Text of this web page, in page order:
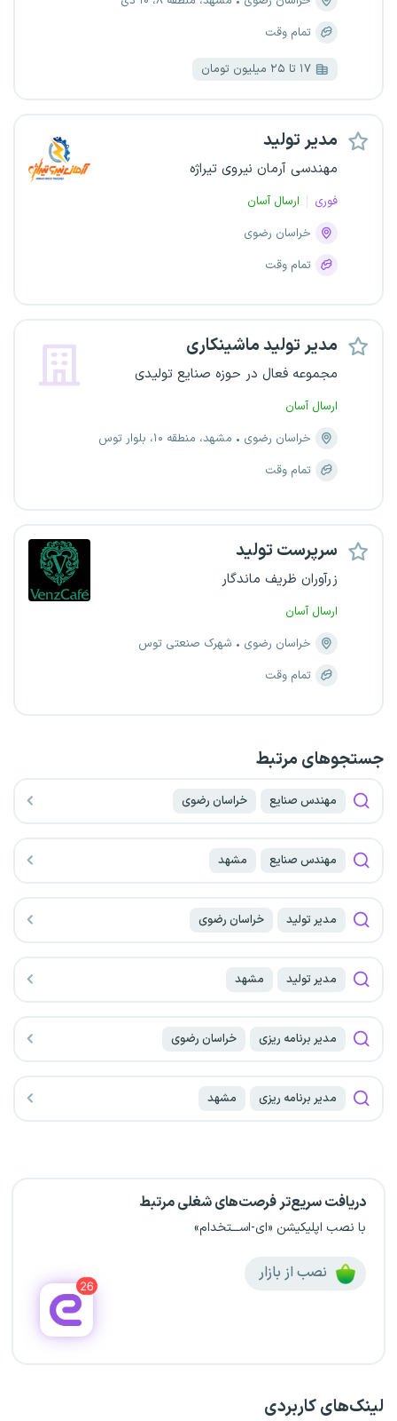
تمام وقت
۱۷ تا ۲۵ میلیون تومان
مدیر تولید
مهندسی آرمان نیروی تیراژه
فوری
ارسال آسان
خراسان رضوی
تمام وقت
مدیر تولید ماشینکاری
مجموعه فعال در حوزه صنایع تولیدی
ارسال آسان
خراسان رضوی
مشهد، منطقه ۱۰، بلوار توس
تمام وقت
سرپرست تولید
زرآوران ظریف ماندگار
ارسال آسان
خراسان رضوی
شهرک صنعتی توس
تمام وقت
جستجو‌های مرتبط
مهندس صنایع خراسان رضوی
مهندس صنایع مشهد
مدیر تولید خراسان رضوی
مدیر تولید مشهد
مدیر برنامه ریزی خراسان رضوی
مدیر برنامه ریزی مشهد
دریافت سریع‌تر فرصت‌های شغلی مرتبط
با نصب اپلیکیشن «ای-اســـتخدام»
نصب از بازار
لینک‌های کاربردی